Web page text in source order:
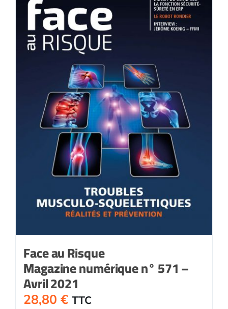
Face au Risque
Magazine numérique n° 571 –
Avril 2021
28,80 € TTC